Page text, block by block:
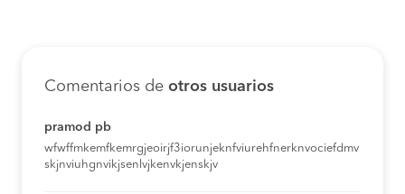
Comentarios de otros usuarios
pramod pb
wfwffmkemfkemrgjeoirjf3iorunjeknfviurehfnerknvociefdmv
skjnviuhgnvikjsenlvjkenvkjenskjv